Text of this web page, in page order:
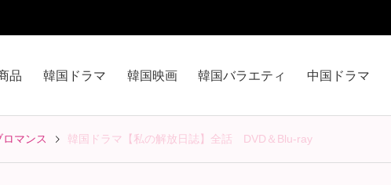
品 韓国ドラマ 韓国映画 韓国バラエティ 中国ドラマ
マンス 韓国ドラマ【私の解放日誌】全話 DVD＆Blu-ray